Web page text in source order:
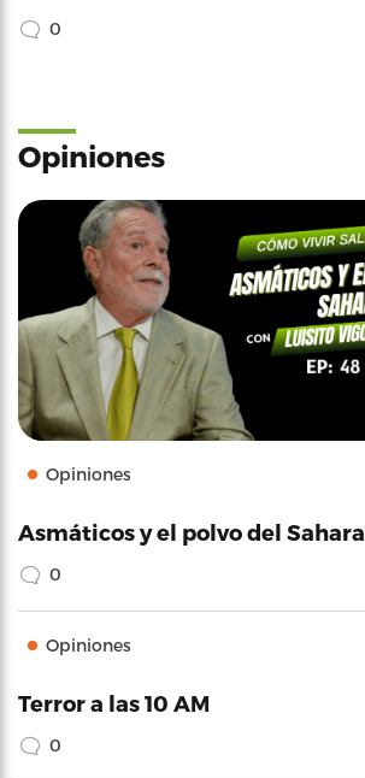
0
Opiniones
Opiniones
Asmáticos y el polvo del Sahara
0
Opiniones
Terror a las 10 AM
0